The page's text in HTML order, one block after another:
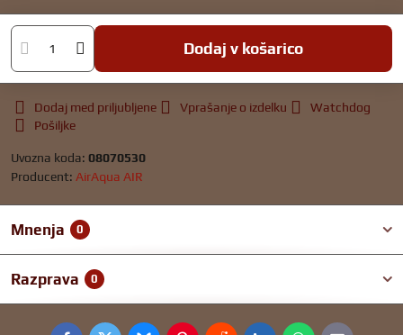
Dodaj v košarico
Dodaj med priljubljene Vprašanje o izdelku
Watchdog
Pošiljke
Uvozna koda: 08070530
Producent: AirAqua AIR
Mnenja 0
Razprava 0